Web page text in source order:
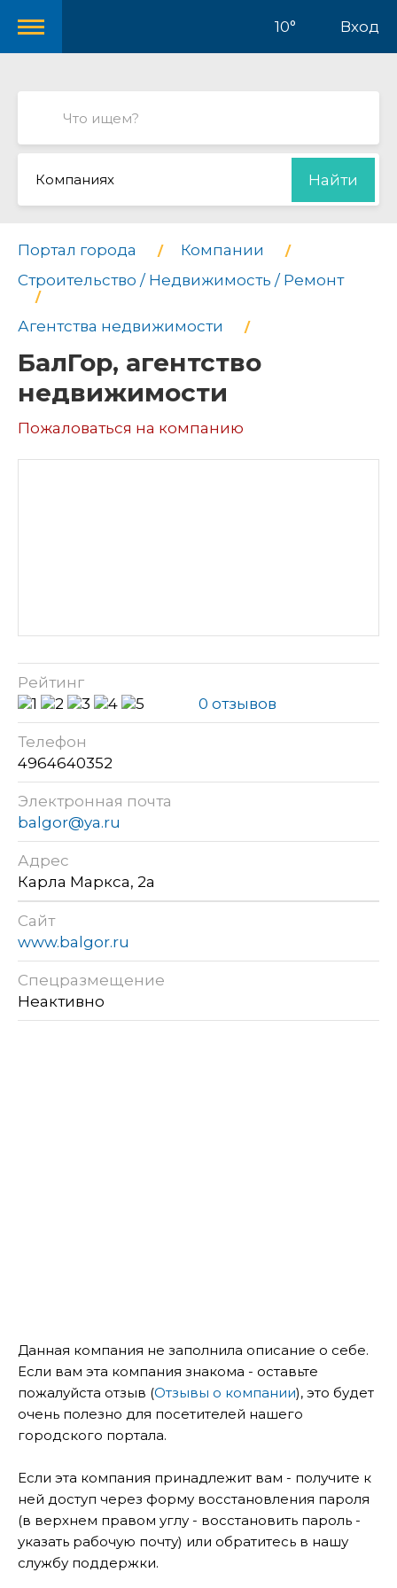
10° Вход
Компаниях Найти
Портал города
Компании
Строительство / Недвижимость / Ремонт
Агентства недвижимости
БалГор, агентство
недвижимости
Пожаловаться на компанию
Рейтинг
0 отзывов
Телефон
4964640352
Электронная почта
balgor@ya.ru
Адрес
Карла Маркса, 2а
Сайт
www.balgor.ru
Спецразмещение
Неактивно
Данная компания не заполнила описание о себе.
Если вам эта компания знакома - оставьте
пожалуйста отзыв (Отзывы о компании), это будет
очень полезно для посетителей нашего
городского портала.
Если эта компания принадлежит вам - получите к
ней доступ через форму восстановления пароля
(в верхнем правом углу - восстановить пароль -
указать рабочую почту) или обратитесь в нашу
службу поддержки.